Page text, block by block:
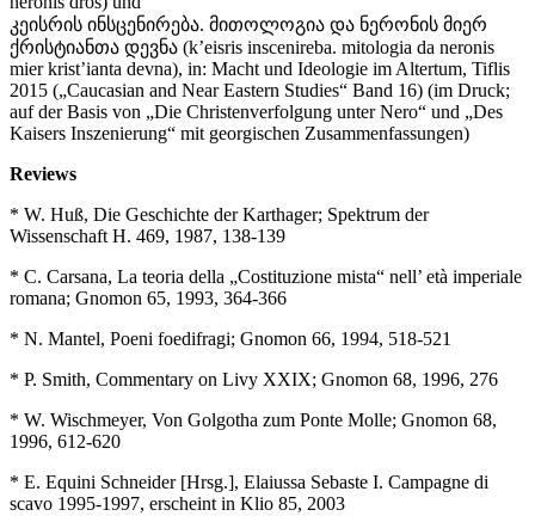
კეისრის ინსცენირება. მითოლოგია და ნერონის მიერ
ქრისტიანთა დევნა (k’eisris inscenireba. mitologia da neronis
mier krist’ianta devna), in: Macht und Ideologie im Altertum, Tiflis
2015 („Caucasian and Near Eastern Studies“ Band 16) (im Druck;
auf der Basis von „Die Christenverfolgung unter Nero“ und „Des
Kaisers Inszenierung“ mit georgischen Zusammenfassungen)
Reviews
* W. Huß, Die Geschichte der Karthager; Spektrum der
Wissenschaft H. 469, 1987, 138-139
* C. Carsana, La teoria della „Costituzione mista“ nell’ età imperiale
romana; Gnomon 65, 1993, 364-366
* N. Mantel, Poeni foedifragi; Gnomon 66, 1994, 518-521
* P. Smith, Commentary on Livy XXIX; Gnomon 68, 1996, 276
* W. Wischmeyer, Von Golgotha zum Ponte Molle; Gnomon 68,
1996, 612-620
* E. Equini Schneider [Hrsg.], Elaiussa Sebaste I. Campagne di
scavo 1995-1997, erscheint in Klio 85, 2003